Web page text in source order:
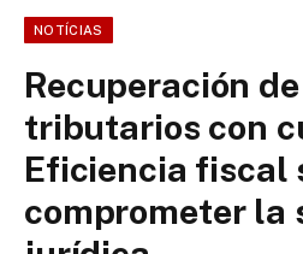
NOTÍCIAS
Recuperación
tributarios con
Eficiencia fiscal
comprometer la